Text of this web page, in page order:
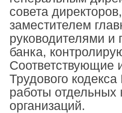
совета
заместителем
руководителями
банка,
Соответствующие
Трудового
работы отдельных
организаций.